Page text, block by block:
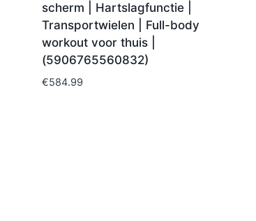
scherm | Hartslagfunctie |
Transportwielen | Full-body
workout voor thuis |
(5906765560832)
€584.99